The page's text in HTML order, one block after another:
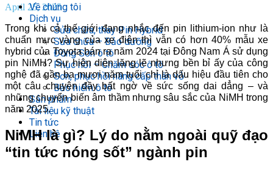
Về chúng tôi
Dịch vụ
Sửa chữa, thay Pin Hybrid
Sửa chữa – Bảo dưỡng
Đồng Sơn ô tô
Phục hồi – Chăm sóc ô tô
Sơn, phục hồi nâng cấp thân vỏ
Bảo hiểm ô tô
Sản phẩm
Tài liệu kỹ thuật
Tin tức
Liên hệ
April 25, 2025
Trong khi cả thế giới đang nhắc đến pin lithium-ion như là
chuẩn mực vàng của xe điện thì vẫn có hơn 40% mẫu xe
hybrid của Toyota bán ra năm 2024 tại Đông Nam Á sử dụng
pin NiMH? Sự hiện diện lặng lẽ nhưng bền bỉ ấy của công
nghệ đã gần ba mươi năm tuổi chỉ là dấu hiệu đầu tiên cho
một câu chuyện đầy bất ngờ về sức sống dai dẳng – và
những chuyển biến âm thầm nhưng sâu sắc của NiMH trong
năm 2025.
NiMH là gì? Lý do nằm ngoài quỹ đạo
“tin tức nóng sốt” ngành pin